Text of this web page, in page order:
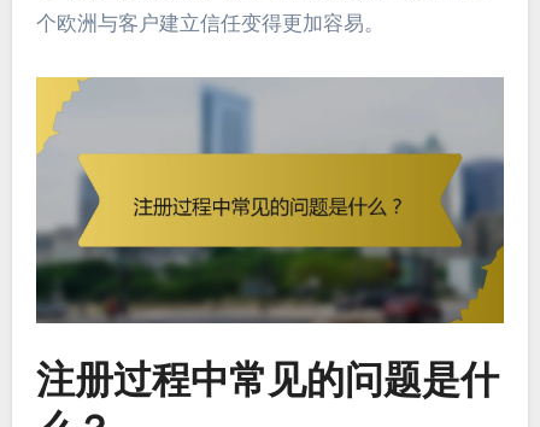
个欧洲与客户建立信任变得更加容易。
注册过程中常见的问题是什